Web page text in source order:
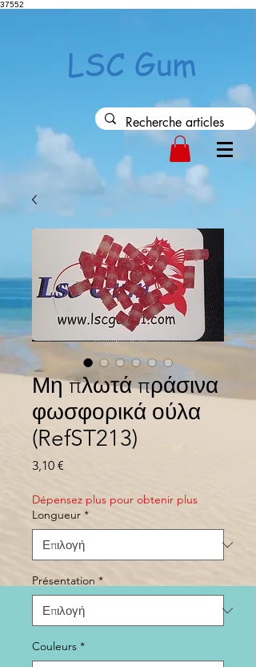
37552
LSC Gum
Μη πλωτά πράσινα
φωσφορικά ούλα
(RefST213)
3,10 €
Dépensez plus pour obtenir plus
Longueur *
Présentation *
Couleurs *